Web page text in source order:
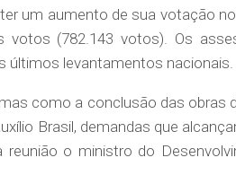
um aumento de sua votação
votos (782.143 votos). Os
últimos levantamentos nacionais.
como a conclusão das obras
Brasil, demandas que
o ministro do